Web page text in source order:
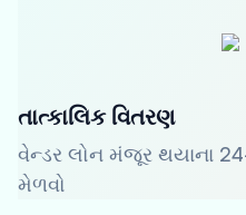
તાત્કાલિક વિતરણ
વેન્ડર લોન મંજૂર થયાના
મેળવો